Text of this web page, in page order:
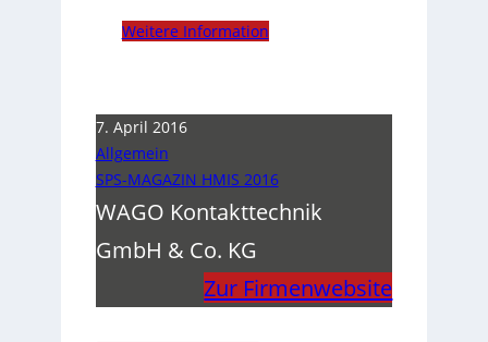
Weitere Information
7. April 2016
Allgemein
SPS-MAGAZIN HMIS 2016
WAGO Kontakttechnik
GmbH & Co. KG
Zur Firmenwebsite